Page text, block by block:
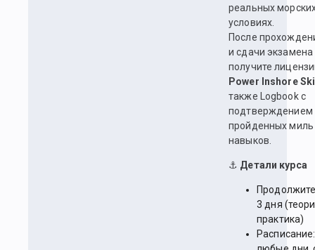
реальных
условиях.
После
и сдачи
получите
Power Inshore
также Logbook с
подтверждением
пройденных миль
навыков.
⚓ Детали курса
3 дня
практика)